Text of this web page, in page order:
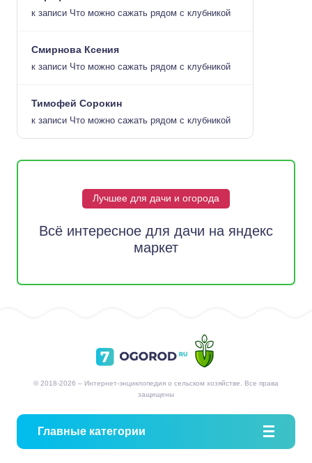
к записи Что можно сажать рядом с клубникой
Смирнова Ксения
к записи Что можно сажать рядом с клубникой
Тимофей Сорокин
к записи Что можно сажать рядом с клубникой
Лучшее для дачи и огорода
Всё интересное для дачи на яндекс
маркет
© 2018-2026 – Интернет-энциклопедия о сельском хозяйстве. Все права
защищены
Главные категории